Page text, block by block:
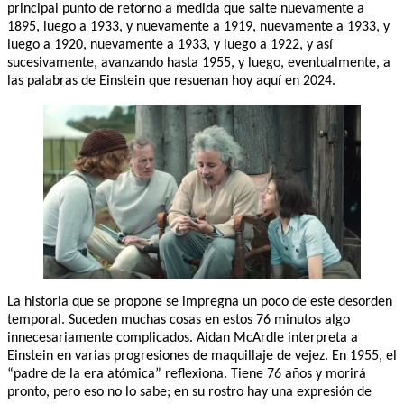
principal punto de retorno a medida que salte nuevamente a
1895, luego a 1933, y nuevamente a 1919, nuevamente a 1933, y
luego a 1920, nuevamente a 1933, y luego a 1922, y así
sucesivamente, avanzando hasta 1955, y luego, eventualmente, a
las palabras de Einstein que resuenan hoy aquí en 2024.
La historia que se propone se impregna un poco de este desorden
temporal. Suceden muchas cosas en estos 76 minutos algo
innecesariamente complicados. Aidan McArdle interpreta a
Einstein en varias progresiones de maquillaje de vejez. En 1955, el
“padre de la era atómica” reflexiona. Tiene 76 años y morirá
pronto, pero eso no lo sabe; en su rostro hay una expresión de